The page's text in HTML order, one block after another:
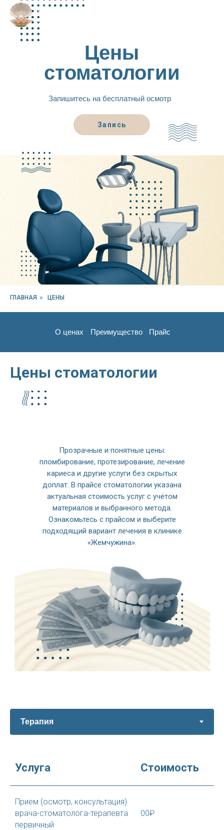
Цены
стоматологии
Запишитесь на бесплатный осмотр
Запись
ГЛАВНАЯ » ЦЕНЫ
Прайс
О ценах Преимущество
Цены стоматологии
Прозрачные и понятные цены:
пломбирование, протезирование, лечение
кариеса и другие услуги без скрытых
доплат. В прайсе стоматологии указана
актуальная стоимость услуг с учётом
материалов и выбранного метода.
Ознакомьтесь с прайсом и выберите
подходящий вариант лечения в клинике
«Жемчужина».
Услуга Стоимость
Прием (осмотр, консультация)
врача-стоматолога-терапевта
первичный
00₽